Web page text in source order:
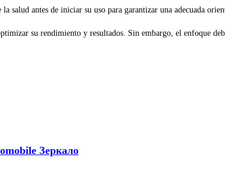
antes de iniciar su uso para garantizar una adecuada
su rendimiento y resultados. Sin embargo, el enfoque
Зеркало